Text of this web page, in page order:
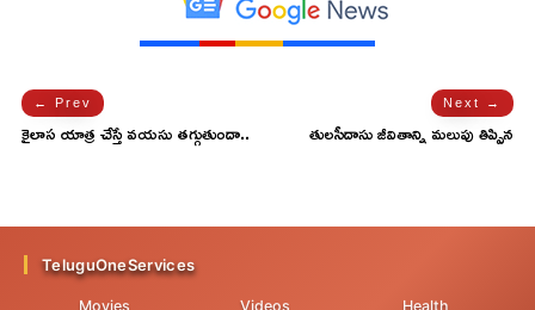
← Prev
కైలాస యాత్ర చేస్తే వయసు తగ్గుతుందా..
Next →
తులసీదాసు జీవితాన్ని మలుపు తిప్పిన
TeluguOneServices
Movies Videos Health